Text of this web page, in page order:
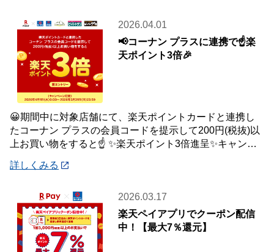
2026.04.01
📢コーナン プラスに連携で☝️楽
天ポイント3倍🎉
😀期間中に対象店舗にて、楽天ポイントカードと連携し
たコーナン プラスの会員コードを提示して200円(税抜)以
上お買い物をすると☝️ ✨楽天ポイント3倍進呈✨キャンペ
詳しくみる
2026.03.17
楽天ペイアプリでクーポン配信
中！【最大7％還元】